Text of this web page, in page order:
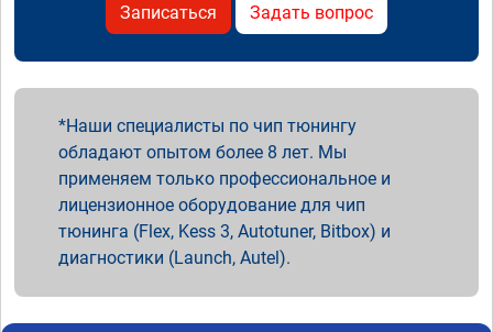
Записаться Задать вопрос
Наши специалисты по чип тюнингу
обладают опытом более 8 лет. Мы
применяем только профессиональное и
лицензионное оборудование для чип
тюнинга (Flex, Kess 3, Autotuner, Bitbox) и
диагностики (Launch, Autel).